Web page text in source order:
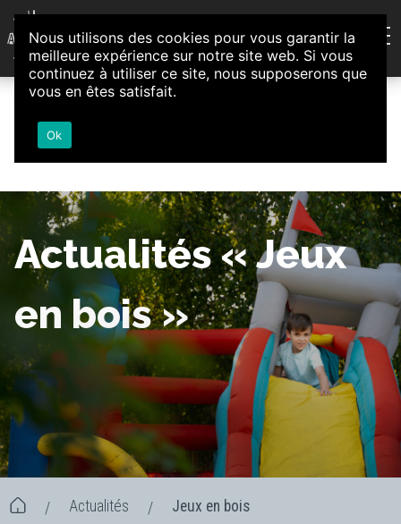
Aller au contenu
Association d'Animation et d'Initiatives Citoyennes
Loire-Authion
Actualités « Jeux
en bois »
/ Actualités / Jeux en bois
Nous utilisons des cookies pour vous garantir la
meilleure expérience sur notre site web. Si vous
continuez à utiliser ce site, nous supposerons que
vous en êtes satisfait.
Ok